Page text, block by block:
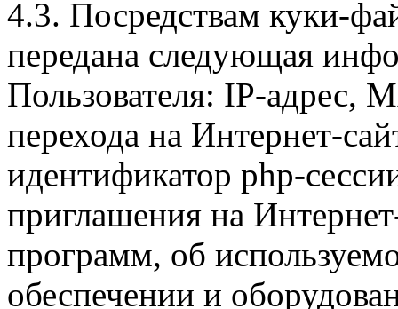
4.3. Посредствам куки-
передана следующая
Пользователя: IP-адрес,
перехода на Интернет-
идентификатор php-
приглашения на
программ, об
обеспечении и